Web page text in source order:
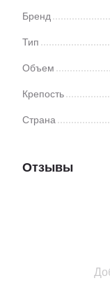
Бокс
Заказать соки
Подарки на
Магазин
Коньяки цена
Подарочные
Бренд
Тип
Объем
Крепость
Страна
Отзывы